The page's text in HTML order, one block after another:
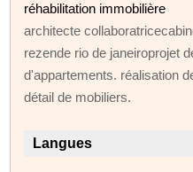
réhabilitation immobilière
architecte
rezende rio de janeiroprojet
d'appartements. réalisation
détail de mobiliers.
Langues